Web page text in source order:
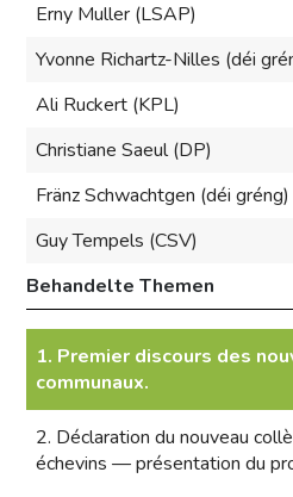
Erny Muller (LSAP)
Yvonne Richartz-Nilles (déi
Ali Ruckert (KPL)
Christiane Saeul (DP)
Fränz Schwachtgen (déi gréng)
Guy Tempels (CSV)
Behandelte Themen
1. Premier discours des
communaux.
2. Déclaration du nouveau
échevins — présentation du